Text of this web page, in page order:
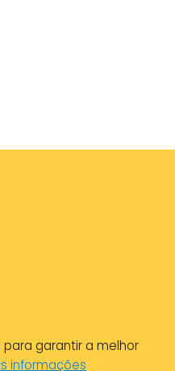
garantir a melhor
informações